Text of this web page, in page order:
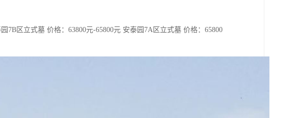
7B区立式墓 价格：63800元-65800元 安泰园7A区立式墓 价格：65800